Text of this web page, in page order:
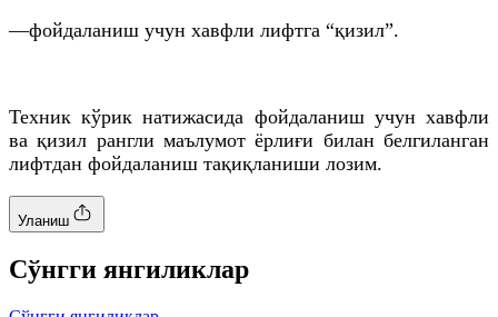
—фойдаланиш учун хавфли лифтга “қизил”.
Техник кўрик натижасида фойдаланиш учун хавфли
ва қизил рангли маълумот ёрлиғи билан белгиланган
лифтдан фойдаланиш тақиқланиши лозим.
Уланиш
Cўнгги янгиликлар